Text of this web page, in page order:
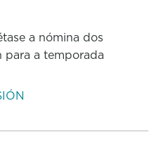
a nómina dos
para a temporada